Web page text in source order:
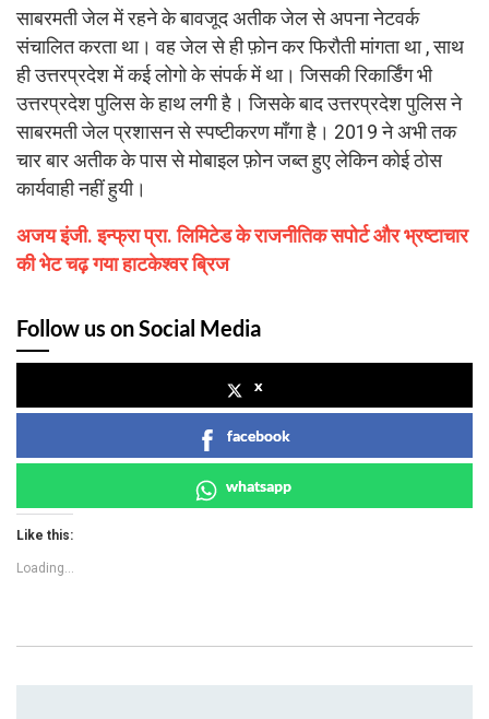
साबरमती जेल में रहने के बावजूद अतीक जेल से अपना नेटवर्क
संचालित करता था। वह जेल से ही फ़ोन कर फिरौती मांगता था , साथ
ही उत्तरप्रदेश में कई लोगो के संपर्क में था। जिसकी रिकार्डिंग भी
उत्तरप्रदेश पुलिस के हाथ लगी है। जिसके बाद उत्तरप्रदेश पुलिस ने
साबरमती जेल प्रशासन से स्पष्टीकरण माँगा है। 2019 ने अभी तक
चार बार अतीक के पास से मोबाइल फ़ोन जब्त हुए लेकिन कोई ठोस
कार्यवाही नहीं हुयी।
अजय इंजी. इन्फ्रा प्रा. लिमिटेड के राजनीतिक सपोर्ट और भ्रष्टाचार
की भेट चढ़ गया हाटकेश्वर ब्रिज
Follow us on Social Media
x
facebook
whatsapp
Like this:
Loading...